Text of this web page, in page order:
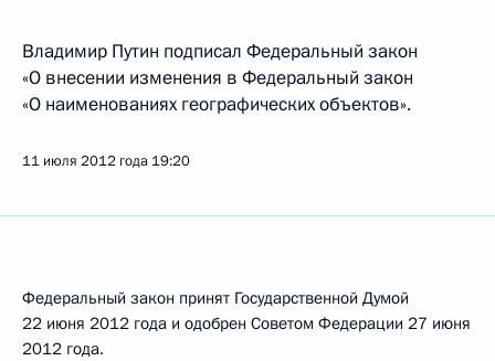
Владимир Путин подписал Федеральный закон
«О внесении изменения в Федеральный закон
«О наименованиях географических объектов».
11 июля 2012 года 19:20
Федеральный закон принят Государственной Думой
22 июня 2012 года и одобрен Советом Федерации 27 июня
2012 года.